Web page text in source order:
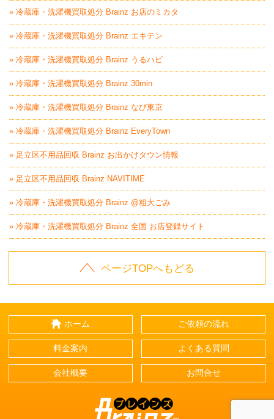
» 冷蔵庫・洗濯機買取処分 Brainz お店のミカタ
» 冷蔵庫・洗濯機買取処分 Brainz エキテン
» 冷蔵庫・洗濯機買取処分 Brainz うるハピ
» 冷蔵庫・洗濯機買取処分 Brainz 30min
» 冷蔵庫・洗濯機買取処分 Brainz なび東京
» 冷蔵庫・洗濯機買取処分 Brainz EveryTown
» 足立区不用品回収 Brainz お出かけタウン情報
» 足立区不用品回収 Brainz NAVITIME
» 冷蔵庫・洗濯機買取処分 Brainz @粗大ごみ
» 冷蔵庫・洗濯機買取処分 Brainz 全国 お店登録サイト
ページTOPへもどる
ホーム ご依頼の流れ
料金案内 よくある質問
会社概要 お問合せ